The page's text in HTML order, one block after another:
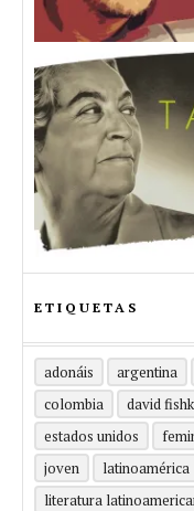
ETIQUETAS
adonáis argentina
colombia
david
estados unidos
joven
latinoamérica
literatura